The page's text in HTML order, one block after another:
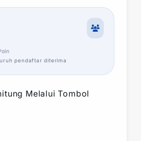
pendaftar diterima
Melalui Tombol